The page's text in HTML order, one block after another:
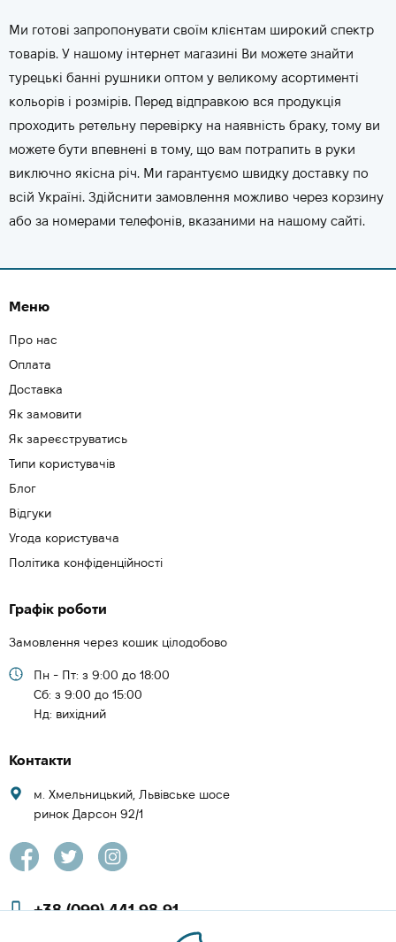
Ми готові запропонувати своїм клієнтам широкий спектр
товарів. У нашому інтернет магазині Ви можете знайти
турецькі банні рушники оптом у великому асортименті
кольорів і розмірів. Перед відправкою вся продукція
проходить ретельну перевірку на наявність браку, тому ви
можете бути впевнені в тому, що вам потрапить в руки
виключно якісна річ. Ми гарантуємо швидку доставку по
всій Україні. Здійснити замовлення можливо через корзину
або за номерами телефонів, вказаними на нашому сайті.
Меню
Про нас
Оплата
Доставка
Як замовити
Як зареєструватись
Типи користувачів
Блог
Відгуки
Угода користувача
Політика конфіденційності
Графік роботи
Замовлення через кошик цілодобово
Пн - Пт: з 9:00 до 18:00
Cб: з 9:00 до 15:00
Нд: вихідний
Контакти
м. Хмельницький, Львівське шосе
ринок Дарсон 92/1
+38 (099) 441 98 91
+38 (097) 423 08 00